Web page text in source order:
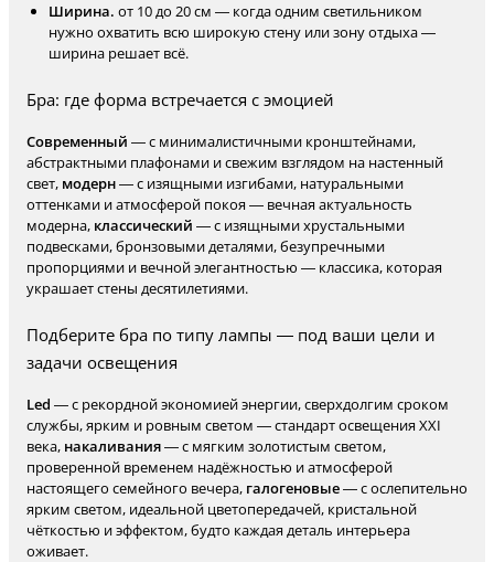
Ширина. от 10 до 20 см — когда одним светильником
нужно охватить всю широкую стену или зону отдыха —
ширина решает всё.
Бра: где форма встречается с эмоцией
Современный — с минималистичными кронштейнами,
абстрактными плафонами и свежим взглядом на настенный
свет, модерн— с изящными изгибами, натуральными
оттенками и атмосферой покоя — вечная актуальность
модерна, классический — с изящными хрустальными
подвесками, бронзовыми деталями, безупречными
пропорциями и вечной элегантностью — классика, которая
украшает стены десятилетиями.
Подберите бра по типу лампы — под ваши цели и
задачи освещения
Led — с рекордной экономией энергии, сверхдолгим сроком
службы, ярким и ровным светом — стандарт освещения XXI
века, накаливания— с мягким золотистым светом,
проверенной временем надёжностью и атмосферой
настоящего семейного вечера, галогеновые— с ослепительно
ярким светом, идеальной цветопередачей, кристальной
чёткостью и эффектом, будто каждая деталь интерьера
оживает.